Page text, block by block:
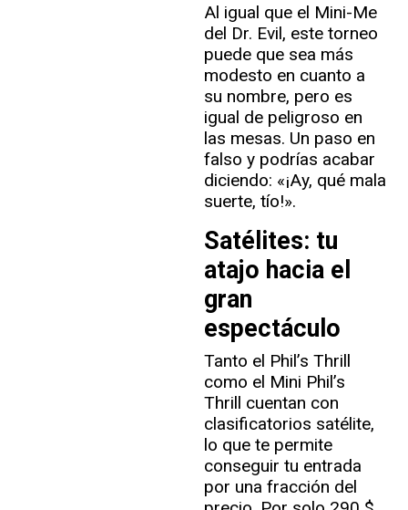
Al igual que el Mini-Me
del Dr. Evil, este torneo
puede que sea más
modesto en cuanto a
su nombre, pero es
igual de peligroso en
las mesas. Un paso en
falso y podrías acabar
diciendo: «¡Ay, qué mala
suerte, tío!».
Satélites: tu
atajo hacia el
gran
espectáculo
Tanto el Phil’s Thrill
como el Mini Phil’s
Thrill cuentan con
clasificatorios satélite,
lo que te permite
conseguir tu entrada
por una fracción del